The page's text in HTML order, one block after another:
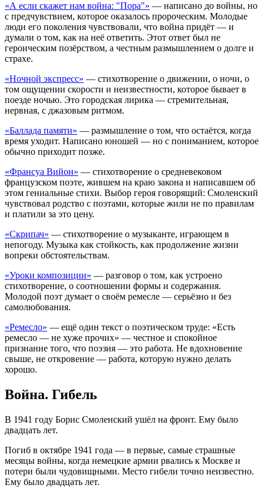
«А если скажет нам война: "Пора"» — написано до войны, но
с предчувствием, которое оказалось пророческим. Молодые
люди его поколения чувствовали, что война придёт — и
думали о том, как на неё ответить. Этот ответ был не
героическим позёрством, а честным размышлением о долге и
страхе.
«Ночной экспресс» — стихотворение о движении, о ночи, о
том ощущении скорости и неизвестности, которое бывает в
поезде ночью. Это городская лирика — стремительная,
нервная, с джазовым ритмом.
«Баллада памяти» — размышление о том, что остаётся, когда
время уходит. Написано юношей — но с пониманием, которое
обычно приходит позже.
«Франсуа Вийон» — стихотворение о средневековом
французском поэте, жившем на краю закона и написавшем об
этом гениальные стихи. Выбор героя говорящий: Смоленский
чувствовал родство с поэтами, которые жили не по правилам
и платили за это цену.
«Скрипач» — стихотворение о музыканте, играющем в
непогоду. Музыка как стойкость, как продолжение жизни
вопреки обстоятельствам.
«Уроки композиции» — разговор о том, как устроено
стихотворение, о соотношении формы и содержания.
Молодой поэт думает о своём ремесле — серьёзно и без
самолюбования.
«Ремесло» — ещё один текст о поэтическом труде: «Есть
ремесло — не хуже прочих» — честное и спокойное
признание того, что поэзия — это работа. Не вдохновение
свыше, не откровение — работа, которую нужно делать
хорошо.
Война. Гибель
В 1941 году Борис Смоленский ушёл на фронт. Ему было
двадцать лет.
Погиб в октябре 1941 года — в первые, самые страшные
месяцы войны, когда немецкие армии рвались к Москве и
потери были чудовищными. Место гибели точно неизвестно.
Ему было двадцать лет.